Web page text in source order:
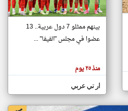
تغيير الدولة
اخبار جزر القمر على مدار الساعة
أهم اخبار جزر القمر العاجلة والمباشرة
بينهم ممثلو 7 دول عربية.. 13
عضوا في مجلس "الفيفا" ...
منذ ٢٥ يوم
ار تي عربي
klyoum.com